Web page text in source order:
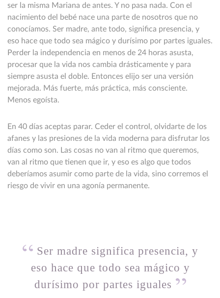
ser la misma Mariana de antes. Y no pasa nada. Con el
nacimiento del bebé nace una parte de nosotros que no
conocíamos. Ser madre, ante todo, significa presencia, y
eso hace que todo sea mágico y durísimo por partes iguales.
Perder la independencia en menos de 24 horas asusta,
procesar que la vida nos cambia drásticamente y para
siempre asusta el doble. Entonces elijo ser una versión
mejorada. Más fuerte, más práctica, más consciente.
Menos egoísta.
En 40 días aceptas parar. Ceder el control, olvidarte de los
afanes y las presiones de la vida moderna para disfrutar los
días como son. Las cosas no van al ritmo que queremos,
van al ritmo que tienen que ir, y eso es algo que todos
deberíamos asumir como parte de la vida, sino corremos el
riesgo de vivir en una agonía permanente.
Ser madre significa presencia, y
eso hace que todo sea mágico y
durísimo por partes iguales